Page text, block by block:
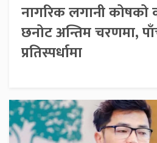
नागरिक लगानी कोषको
छनोट अन्तिम चरणमा,
प्रतिस्पर्धामा